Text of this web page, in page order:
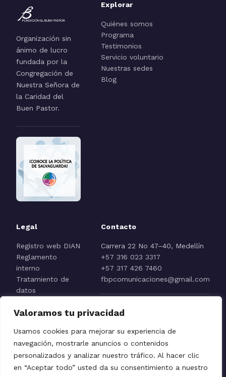
Valoramos tu privacidad
Usamos cookies para mejorar su experiencia de
navegación, mostrarle anuncios o contenidos
personalizados y analizar nuestro tráfico. Al hacer clic
en “Aceptar todo” usted da su consentimiento a nuestro
Organización sin
ánimo de lucro
fundada por la
Congregación de
Nuestra Señora de
la Caridad del
Buen Pastor.
Explorar
Quiénes somos
Programa
Testimonios
Servicio voluntario
Nuestras sedes
Blog
Legal
Registro web DIAN
Reglamento
interno
Tratamiento de
datos
privacidad
Contacto
Carrera 22 No 47–40, Medellín
+57 316 023 3317
+57 317 426 7460
fbpcomunicaciones@gmail.com